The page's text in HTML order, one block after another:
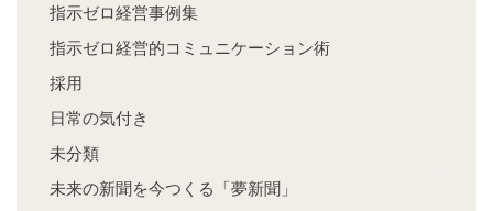
指示ゼロ経営事例集
指示ゼロ経営的コミュニケーション術
採用
日常の気付き
未分類
未来の新聞を今つくる「夢新聞」